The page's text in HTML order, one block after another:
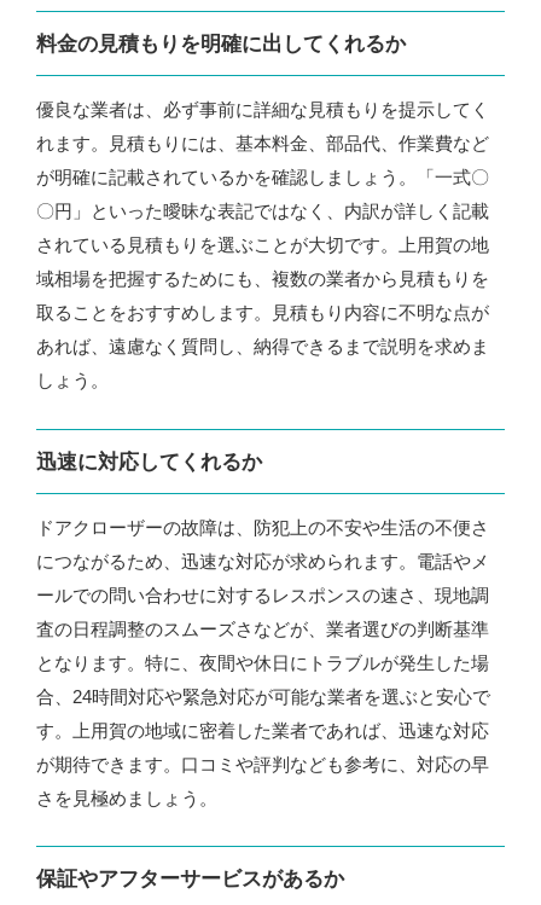
料金の見積もりを明確に出してくれるか
優良な業者は、必ず事前に詳細な見積もりを提示してく
れます。見積もりには、基本料金、部品代、作業費など
が明確に記載されているかを確認しましょう。「一式〇
〇円」といった曖昧な表記ではなく、内訳が詳しく記載
されている見積もりを選ぶことが大切です。上用賀の地
域相場を把握するためにも、複数の業者から見積もりを
取ることをおすすめします。見積もり内容に不明な点が
あれば、遠慮なく質問し、納得できるまで説明を求めま
しょう。
迅速に対応してくれるか
ドアクローザーの故障は、防犯上の不安や生活の不便さ
につながるため、迅速な対応が求められます。電話やメ
ールでの問い合わせに対するレスポンスの速さ、現地調
査の日程調整のスムーズさなどが、業者選びの判断基準
となります。特に、夜間や休日にトラブルが発生した場
合、24時間対応や緊急対応が可能な業者を選ぶと安心で
す。上用賀の地域に密着した業者であれば、迅速な対応
が期待できます。口コミや評判なども参考に、対応の早
さを見極めましょう。
保証やアフターサービスがあるか